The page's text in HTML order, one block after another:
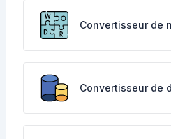
Convertisseur de
Convertisseur de